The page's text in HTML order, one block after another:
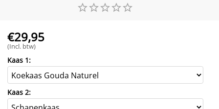
€29,95
(Incl. btw)
Kaas 1:
Kaas 2: